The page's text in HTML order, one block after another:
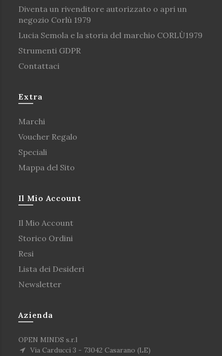
Diventa un rivenditore autorizzato o apri un
negozio Corlù 1979
Lucia Semola e la storia del marchio CORLÙ1979
Strumenti GDPR
Contattaci
Extra
Marchi
Voucher Regalo
Speciali
Mappa del Sito
Il Mio Account
Il Mio Account
Storico Ordini
Resi
Lista dei Desideri
Newsletter
Azienda
OPEN MINDS s.r.l
Via Carducci 3 - 73042 Casarano (LE)